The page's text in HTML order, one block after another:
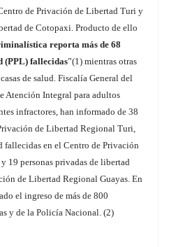
de Privación de Libertad Turi y
de Cotopaxi. Producto de ello
reporta más de 68
(PPL) fallecidas”(1) mientras otras
de salud. Fiscalía General del
Atención Integral para adultos
infractores, han informado de 38
de Libertad Regional Turi,
fallecidas en el Centro de Privación
19 personas privadas de libertad
de Libertad Regional Guayas. En
el ingreso de más de 800
y de la Policía Nacional. (2)